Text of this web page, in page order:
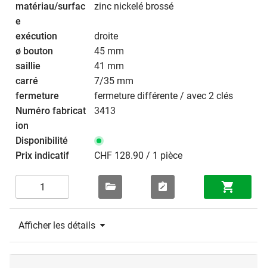
zinc nickelé brossé
droite
45 mm
41 mm
7/35 mm
fermeture différente / avec 2 clés
3413
CHF 128.90 / 1 pièce
Afficher les détails